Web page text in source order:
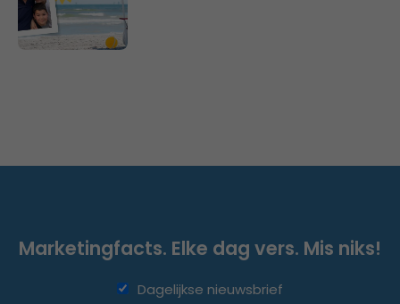
Marketingfacts. Elke dag vers. Mis niks!
Dagelijkse nieuwsbrief